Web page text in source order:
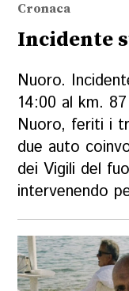
Cronaca
Incidente
Nuoro.
14:00 al km.
Nuoro, feriti i
due auto
dei Vigili del
intervenendo